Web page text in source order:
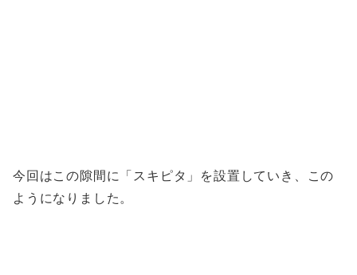
今回はこの隙間に「スキピタ」を設置していき、この
ようになりました。